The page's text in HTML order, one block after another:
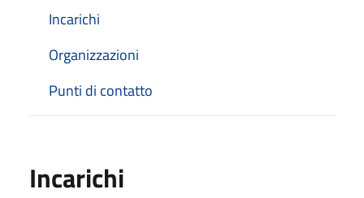
Incarichi
Organizzazioni
Punti di contatto
Incarichi